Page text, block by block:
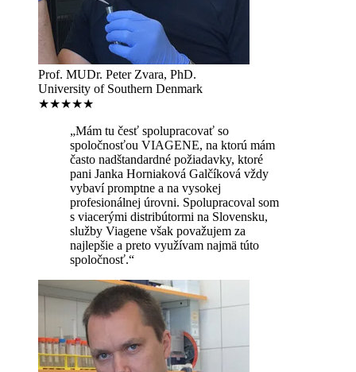
Prof. MUDr. Peter Zvara, PhD.
University of Southern Denmark
★★★★★
„Mám tu česť spolupracovať so
spoločnosťou VIAGENE, na ktorú mám
často nadštandardné požiadavky, ktoré
pani Janka Horniaková Galčíková vždy
vybaví promptne a na vysokej
profesionálnej úrovni. Spolupracoval som
s viacerými distribútormi na Slovensku,
služby Viagene však považujem za
najlepšie a preto využívam najmä túto
spoločnosť.“